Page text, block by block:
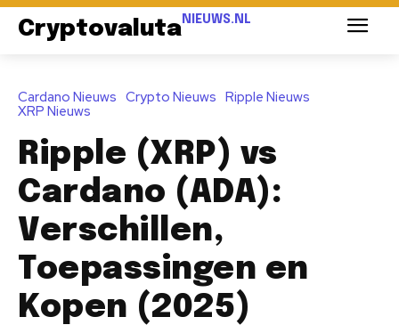
Cryptovaluta NIEUWS.NL
Cardano Nieuws Crypto Nieuws Ripple Nieuws
XRP Nieuws
Ripple (XRP) vs
Cardano (ADA):
Verschillen,
Toepassingen en
Kopen (2025)